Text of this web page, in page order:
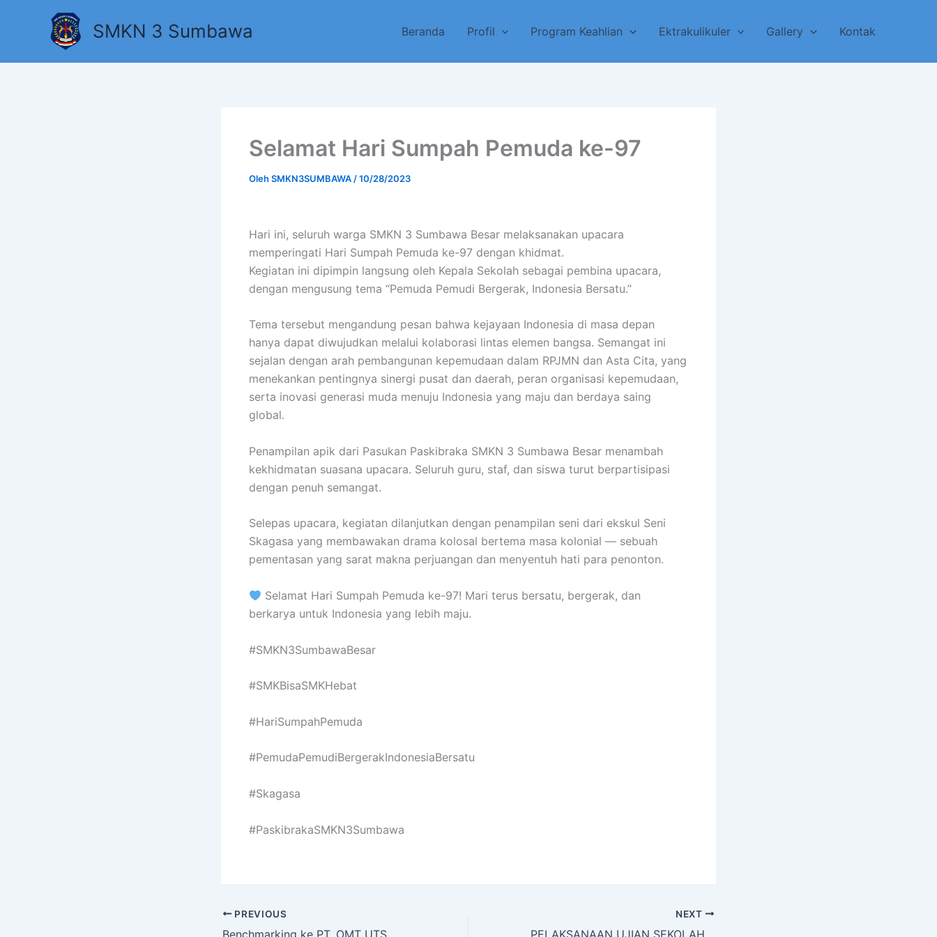
SMKN 3 Sumbawa Beranda Profil Program Keahlian Ektrakulikuler Gallery Kontak
Selamat Hari Sumpah Pemuda ke-97
OlehSMKN3SUMBAWA /10/28/2023
Hari ini, seluruh warga SMKN 3 Sumbawa Besar melaksanakan upacara
memperingati Hari Sumpah Pemuda ke-97 dengan khidmat.
Kegiatan ini dipimpin langsung oleh Kepala Sekolah sebagai pembina upacara,
dengan mengusung tema “Pemuda Pemudi Bergerak, Indonesia Bersatu.”
Tema tersebut mengandung pesan bahwa kejayaan Indonesia di masa depan
hanya dapat diwujudkan melalui kolaborasi lintas elemen bangsa. Semangat ini
sejalan dengan arah pembangunan kepemudaan dalam RPJMN dan Asta Cita, yang
menekankan pentingnya sinergi pusat dan daerah, peran organisasi kepemudaan,
serta inovasi generasi muda menuju Indonesia yang maju dan berdaya saing
global.
Penampilan apik dari Pasukan Paskibraka SMKN 3 Sumbawa Besar menambah
kekhidmatan suasana upacara. Seluruh guru, staf, dan siswa turut berpartisipasi
dengan penuh semangat.
Selepas upacara, kegiatan dilanjutkan dengan penampilan seni dari ekskul Seni
Skagasa yang membawakan drama kolosal bertema masa kolonial — sebuah
pementasan yang sarat makna perjuangan dan menyentuh hati para penonton.
Selamat Hari Sumpah Pemuda ke-97! Mari terus bersatu, bergerak, dan
berkarya untuk Indonesia yang lebih maju.
#SMKN3SumbawaBesar
#SMKBisaSMKHebat
#HariSumpahPemuda
#PemudaPemudiBergerakIndonesiaBersatu
#Skagasa
#PaskibrakaSMKN3Sumbawa
PREVIOUS
Benchmarking ke PT. OMT UTS
NEXT